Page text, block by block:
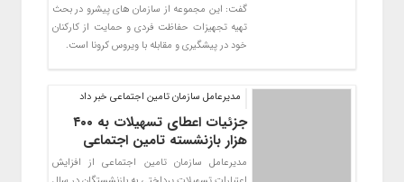
گفت: این مجموعه از سازمان های پیشرو در بحث
تهیه تجهیزات حفاظت فردی و حمایت از کارکنان
خود در پیشگیری و مقابله با ویروس کرونا است.
مدیرعامل سازمان تامین اجتماعی خبر داد
جزئیات اعطای تسهیلات به ۴۰۰
هزار بازنشسته تامین اجتماعی
مدیرعامل سازمان تامین اجتماعی از افزایش